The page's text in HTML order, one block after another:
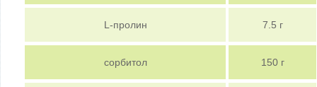
L-пролин 7.5 г
сорбитол 150 г